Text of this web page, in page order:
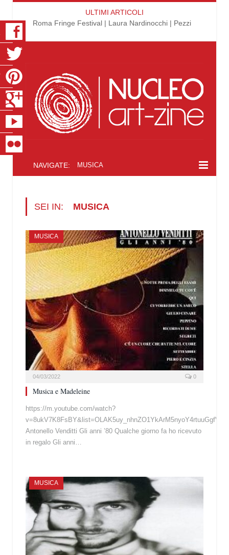
ULTIMI ARTICOLI
Roma Fringe Festival | Laura Nardinocchi | Pezzi
NAVIGATE: MUSICA
SEI IN: MUSICA
MUSICA
04/03/2022 0
Musica e Madeleine
https://m.youtube.com/watch?
Antonello Venditti Gli anni ’80 Qualche giorno fa ho ricevuto
in regalo Gli anni…
MUSICA